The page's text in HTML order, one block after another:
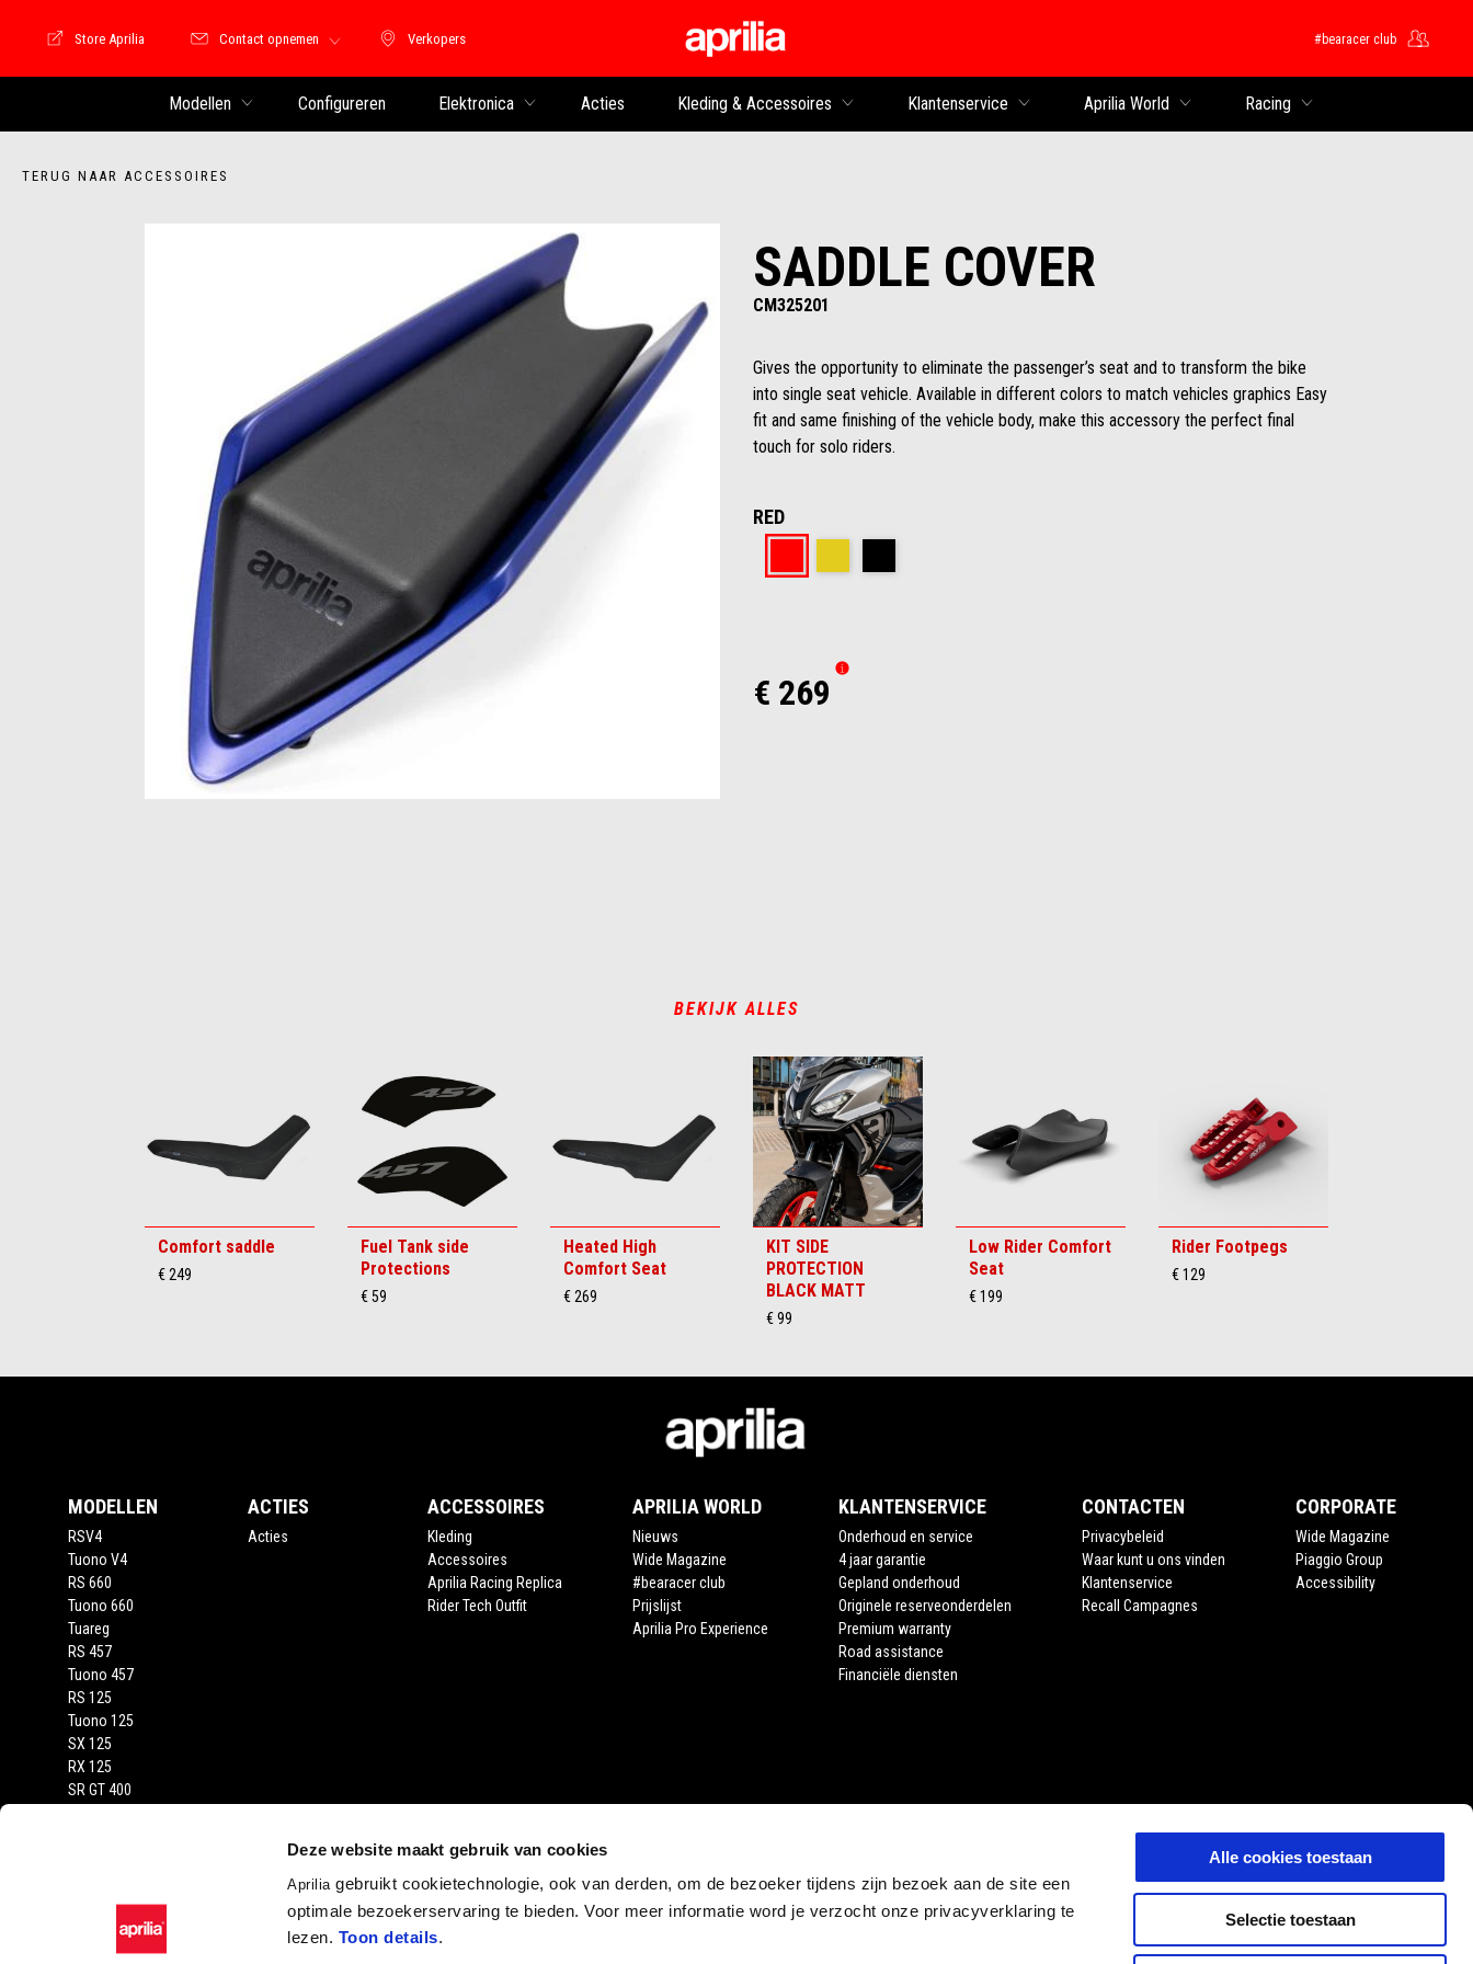
Deze website maakt gebruik van cookies
Apriliagebruikt cookietechnologie, ook van derden, om de bezoeker tijdens zijn bezoek aan de site een
optimale bezoekerservaring te bieden. Voor meer informatie word je verzocht onze privacyverklaring te
lezen. Toon details.
Alle cookies toestaan
Selectie toestaan
Verkopers
Verkopers
Store Motoguzzi
Store Aprilia Contact opnemen #bearacer club
Modellen Configureren Elektronica Acties Kleding & Accessoires Klantenservice Aprilia World Racing
TERUG NAAR ACCESSOIRES
SADDLE COVER
CM325201
Gives the opportunity to eliminate the passenger’s seat and to transform the bike
into single seat vehicle. Available in different colors to match vehicles graphics Easy
fit and same finishing of the vehicle body, make this accessory the perfect final
touch for solo riders.
RED
€ 269
BEKIJK ALLES
Comfort saddle
€ 249
Fuel Tank side
Protections
€ 59
Heated High
Comfort Seat
€ 269
KIT SIDE
PROTECTION
BLACK MATT
€ 99
Low Rider Comfort
Seat
€ 199
Rider Footpegs
€ 129
MODELLEN
RSV4
Tuono V4
RS 660
Tuono 660
Tuareg
RS 457
Tuono 457
RS 125
Tuono 125
SX 125
RX 125
SR GT 400
ACTIES
Acties
ACCESSOIRES
Kleding
Accessoires
Aprilia Racing Replica
Rider Tech Outfit
APRILIA WORLD
Nieuws
Wide Magazine
#bearacer club
Prijslijst
Aprilia Pro Experience
KLANTENSERVICE
Onderhoud en service
4 jaar garantie
Gepland onderhoud
Originele reserveonderdelen
Premium warranty
Road assistance
Financiële diensten
CONTACTEN
Privacybeleid
Waar kunt u ons vinden
Klantenservice
Recall Campagnes
CORPORATE
Wide Magazine
Piaggio Group
Accessibility
STORE APRILIA